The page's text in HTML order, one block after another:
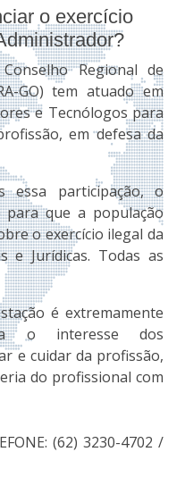
o exercício
Regional de
GO) tem atuado em
e Tecnólogos para
em defesa da
essa participação, o
para que a população
o exercício ilegal da
e Jurídicas. Todas as
é extremamente
o interesse dos
e cuidar da profissão,
do profissional com
(62) 3230-4702 /